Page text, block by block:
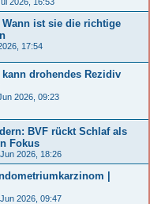
ist sie die richtige
17:54
drohendes Rezidiv
2026, 09:23
BVF rückt Schlaf als
Fokus
2026, 18:26
|
2026, 09:47